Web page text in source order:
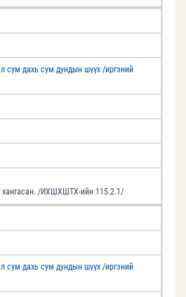
сум дахь сум дундын шүүх /иргэний
хангасан. /ИХШХШТХ-ийн 115.2.1/
сум дахь сум дундын шүүх /иргэний